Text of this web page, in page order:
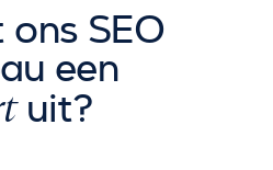
SEO
een
uit?